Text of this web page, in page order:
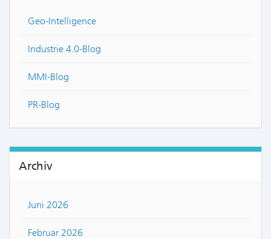
Geo-Intelligence
Industrie 4.0-Blog
MMI-Blog
PR-Blog
Archiv
Juni 2026
Februar 2026